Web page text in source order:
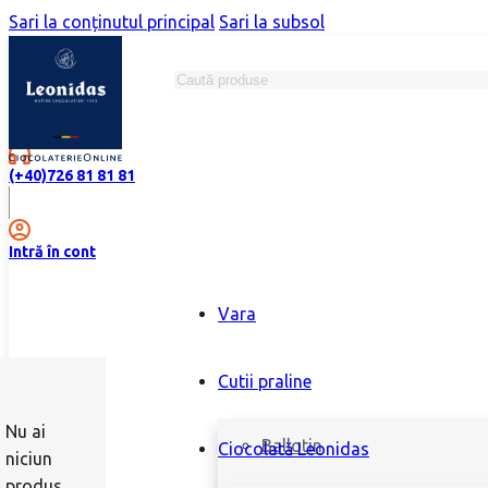
Sari la conținutul principal Sari la subsol
Magazine
(+40)726 81 81 81
Intră în cont
Vara
Cutii praline
Ballotin
Ciocolată Leonidas
Nu ai
niciun